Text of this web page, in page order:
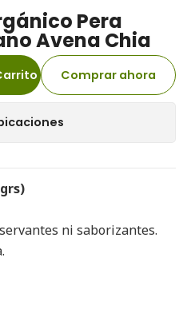
Pera
Avena Chia
Comprar ahora
ni saborizantes.